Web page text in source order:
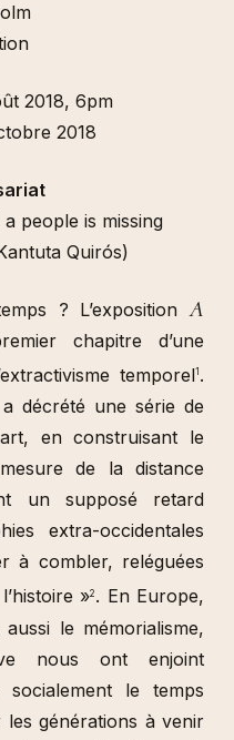
2018, 6pm
2018
people is missing
Quirós)
? L’expositionA
chapitre d’une
temporel1 .
décrété une série de
en construisant le
de la distance
un supposé retard
extra-occidentales
à combler, reléguées
»2 . En Europe,
le mémorialisme,
nous ont enjoint
le temps
générations à venir